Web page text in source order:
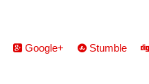
Google+ Stumble